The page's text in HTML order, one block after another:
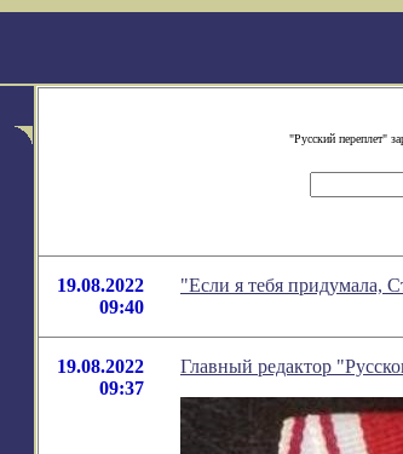
"Русский переплет"
19.08.2022
09:40
"Если я тебя придумала,
19.08.2022
09:37
Главный редактор